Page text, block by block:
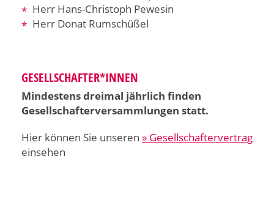
GESELLSCHAFTER*INNEN
Mindestens dreimal jährlich finden
Gesellschafterversammlungen statt.
Hier können Sie unseren » Gesellschaftervertrag
einsehen
Herr Hans-Christoph Pewesin
Herr Donat Rumschüßel